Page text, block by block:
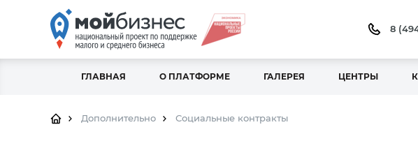
8
ГЛАВНАЯ О ПЛАТФОРМЕ ГАЛЕРЕЯ ЦЕНТРЫ
Дополнительно Социальные контракты